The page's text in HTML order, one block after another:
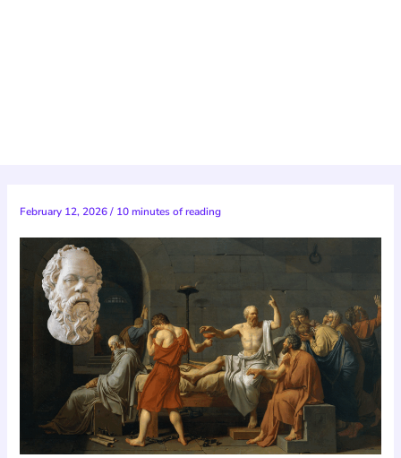
February 12, 2026/ 10 minutes of reading